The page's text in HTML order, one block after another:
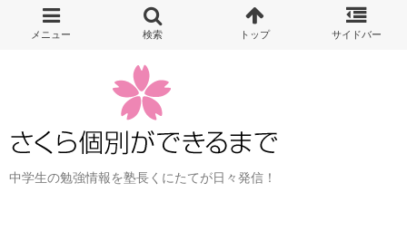
中学生の勉強情報を塾長くにたてが日々発信！